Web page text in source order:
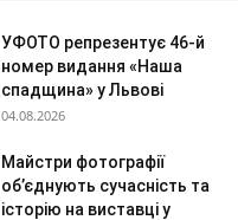
УФОТО репрезентує 46-й
номер видання «Наша
спадщина» у Львові
04.08.2026
Майстри фотографії
об’єднують сучасність та
історію на виставці у